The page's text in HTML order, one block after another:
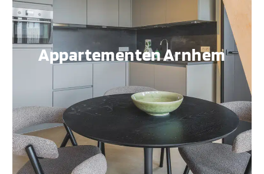
Appartementen Arnhem